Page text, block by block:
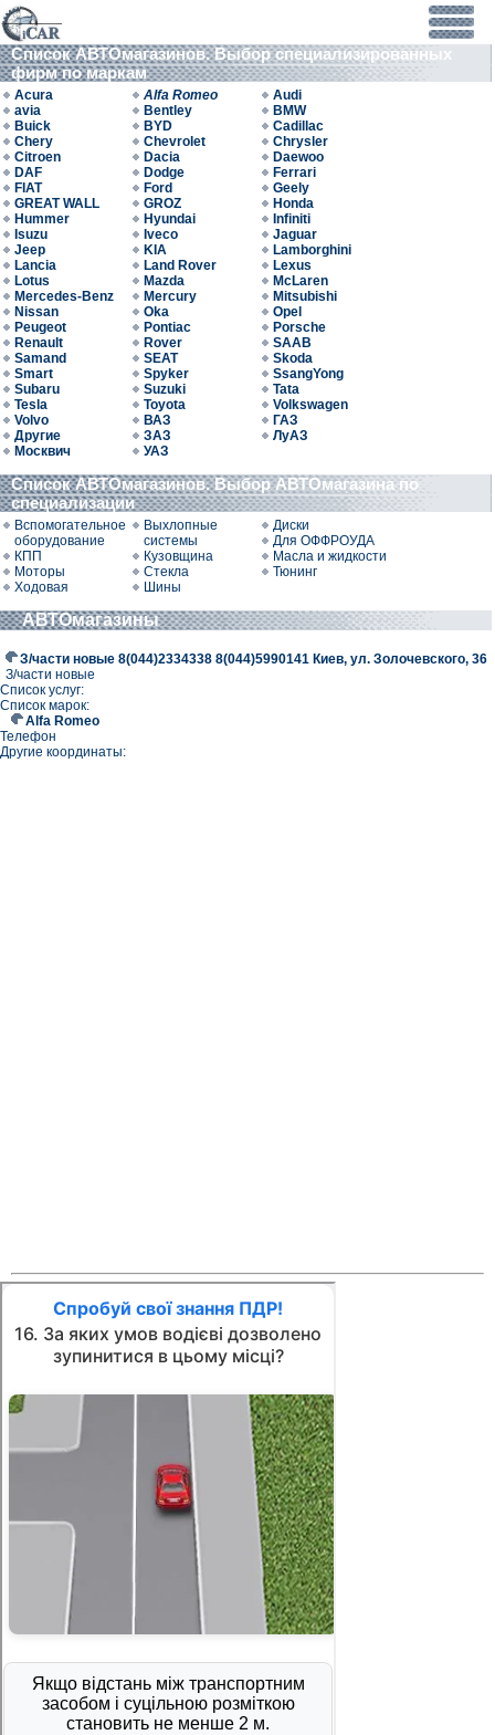
Список АВТОмагазинов. Выбор специализированных
фирм по маркам
Acura Alfa Romeo
Audi
avia
Bentley
BMW
Buick
BYD
Cadillac
Chery
Chevrolet
Chrysler
Citroen
Dacia
Daewoo
DAF
Dodge
Ferrari
FIAT
Ford
Geely
GREAT WALL
GROZ
Honda
Hummer
Hyundai
Infiniti
Isuzu
Iveco
Jaguar
Jeep
KIA
Lamborghini
Lancia
Land Rover
Lexus
Lotus
Mazda
McLaren
Mercedes-Benz
Mercury
Mitsubishi
Nissan
Oka
Opel
Peugeot
Pontiac
Porsche
Renault
Rover
SAAB
Samand
SEAT
Skoda
Smart
Spyker
SsangYong
Subaru
Suzuki
Tata
Tesla
Toyota
Volkswagen
Volvo
ВАЗ
ГАЗ
Другие
ЗАЗ
ЛуАЗ
Москвич
УАЗ
Список АВТОмагазинов. Выбор АВТОмагазина по
специализации
Вспомогательное
оборудование
Выхлопные
системы
Диски
Для ОФФРОУДА
КПП
Кузовщина
Масла и жидкости
Моторы
Стекла
Тюнинг
Ходовая
Шины
АВТОмагазины
З/части новые 8(044)2334338 8(044)5990141 Киев, ул. Золочевского, 36
З/части новые
Список услуг:
Список марок:
Alfa Romeo
Телефон
Другие координаты: